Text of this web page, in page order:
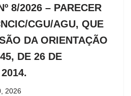
8/2026 – PARECER
CGU/AGU, QUE
DA ORIENTAÇÃO
DE 26 DE
2026